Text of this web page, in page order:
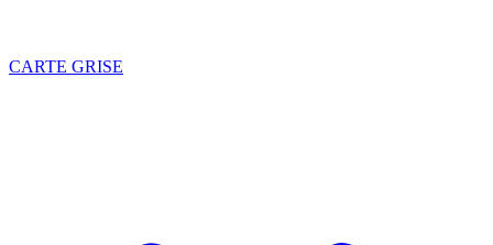
CARTE GRISE